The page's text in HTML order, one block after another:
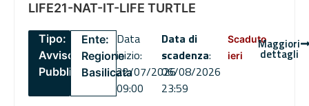
LIFE21-NAT-IT-LIFE TURTLE
Tipo:
Avviso
Pubblico
Ente:
Regione
Basilicata
Data
inizio:
22/07/2026
09:00
Data di
scadenza:
06/08/2026
23:59
Scaduto
ieri
Maggiori
dettagli